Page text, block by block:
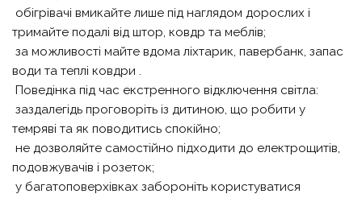
обігрівачі вмикайте лише під наглядом дорослих і
тримайте подалі від штор, ковдр та меблів;
за можливості майте вдома ліхтарик, павербанк, запас
води та теплі ковдри.
Поведінка під час екстренного відключення світла:
заздалегідь проговоріть із дитиною, що робити у
темряві та як поводитись спокійно;
не дозволяйте самостійно підходити до електрощитів,
подовжувачів і розеток;
у багатоповерхівках забороніть користуватися